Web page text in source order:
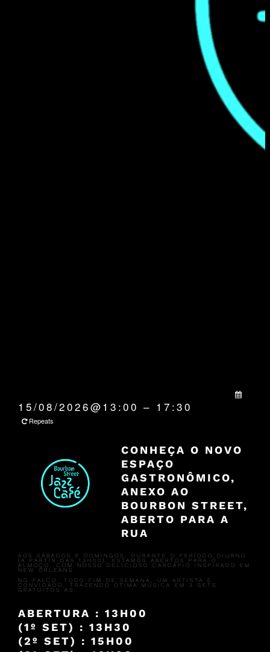
15/08/2026@13:00 – 17:30
Repeats
CONHEÇA O NOVO
ESPAÇO
GASTRONÔMICO,
ANEXO AO
BOURBON STREET,
ABERTO PARA A
RUA
AOS SÁBADOS E DOMINGOS, DURANTE O PERÍODO DIURNO
(A PARTIR DAS 13H00), ESTAMOS ABERTOS PARA O
ALMOÇO, COM NOSSO DELICIOSO CARDÁPIO INSPIRADO EM
NEW ORLEANS.
NO PALCO, TODO FIM DE SEMANA, UM ARTISTA É
CONVIDADO, TRAZENDO ÓTIMA MÚSICA EM 3 SETS
GRATUITOS AS :
ABERTURA : 13H00
(1º SET) : 13H30
(2º SET) : 15H00